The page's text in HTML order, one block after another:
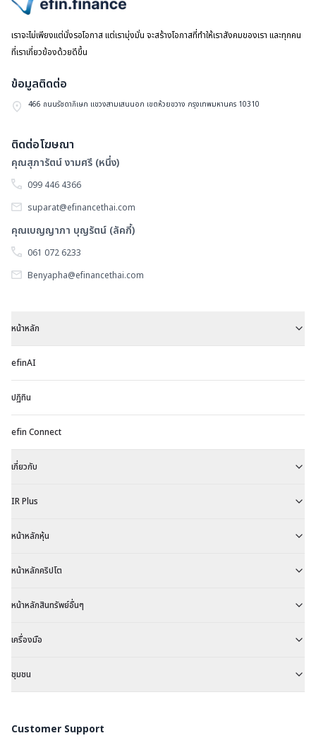
ไปหน้าแรก
เราจะไม่เพียงแต่นั่งรอโอกาส แต่เรามุ่งมั่น จะสร้างโอกาสที่ทำให้เราสังคมของเรา และทุกคน
ที่เราเกี่ยวข้องด้วยดีขึ้น
ข้อมูลติดต่อ
466 ถนนรัชดาภิเษก แขวงสามเสนนอก เขตห้วยขวาง กรุงเทพมหานคร 10310
ติดต่อโฆษณา
คุณสุภารัตน์ งามศรี (หนึ่ง)
099 446 4366
suparat@efinancethai.com
คุณเบญญาภา บุญรัตน์ (ลัคกี้)
061 072 6233
Benyapha@efinancethai.com
หน้าหลัก
efinAI
ปฏิทิน
efin Connect
เกี่ยวกับ
IR Plus
หน้าหลักหุ้น
หน้าหลักคริปโต
หน้าหลักสินทรัพย์อื่นๆ
เครื่องมือ
ชุมชน
Customer Support